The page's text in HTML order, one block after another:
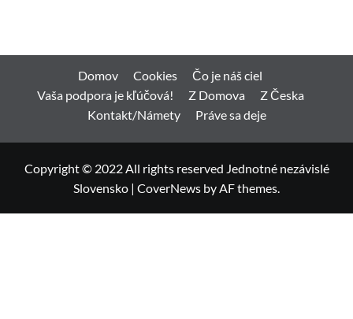
Domov Cookies
Čo je náš ciel
Vaša podpora je kľúčová!
Z Domova
Z Česka
Kontakt/Námety
Práve sa deje
Copyright © 2022 All rights reserved Jednotné nezávislé
Slovensko | CoverNews by AF themes.